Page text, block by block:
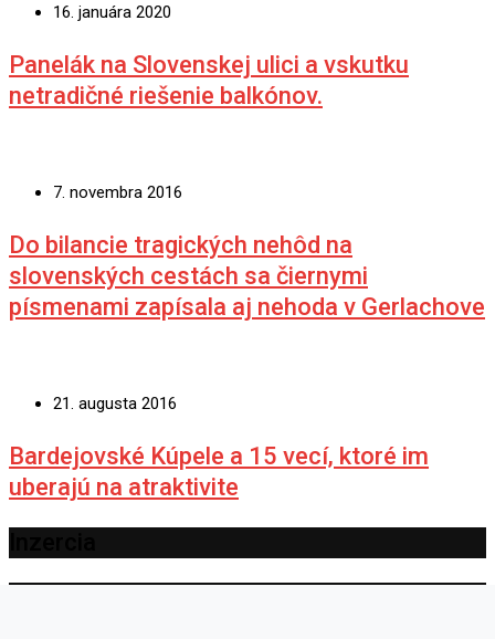
16. januára 2020
Panelák na Slovenskej ulici a vskutku
netradičné riešenie balkónov.
7. novembra 2016
Do bilancie tragických nehôd na
slovenských cestách sa čiernymi
písmenami zapísala aj nehoda v Gerlachove
21. augusta 2016
Bardejovské Kúpele a 15 vecí, ktoré im
uberajú na atraktivite